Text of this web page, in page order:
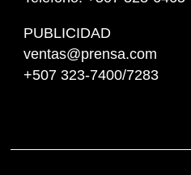
PUBLICIDAD
ventas@prensa.com
+507 323-7400/7283